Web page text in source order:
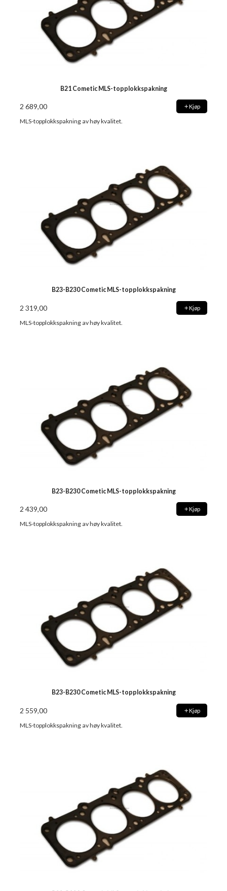
B21 Cometic MLS-topplokkspakning
2 689,00 Kjøp
MLS-topplokkspakning av høy kvalitet.
B23-B230 Cometic MLS-topplokkspakning
2 319,00 Kjøp
MLS-topplokkspakning av høy kvalitet.
B23-B230 Cometic MLS-topplokkspakning
2 439,00 Kjøp
MLS-topplokkspakning av høy kvalitet.
B23-B230 Cometic MLS-topplokkspakning
2 559,00 Kjøp
MLS-topplokkspakning av høy kvalitet.